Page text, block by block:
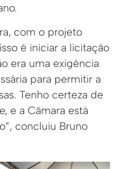
com o projeto
é iniciar a licitação
era uma exigência
para permitir a
Tenho certeza de
e a Câmara está
concluiu Bruno